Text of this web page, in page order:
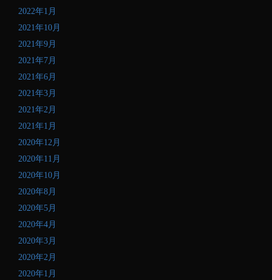
2022年1月
2021年10月
2021年9月
2021年7月
2021年6月
2021年3月
2021年2月
2021年1月
2020年12月
2020年11月
2020年10月
2020年8月
2020年5月
2020年4月
2020年3月
2020年2月
2020年1月